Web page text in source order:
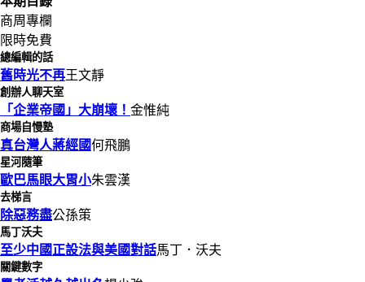
商周專欄
限時免費
總編輯的話
舊時光不再王文靜
創辦人聊天室
「企業帝國」大崩壞！ 金惟純
商場自慢塾
真台灣人蔣經國何飛鵬
星河隨筆
歐巴馬眼大胃小朱雲漢
去梯言
除惡務盡公孫策
馬丁沃夫
至少中國正設法與美國對話馬丁．沃夫
關鍵數字